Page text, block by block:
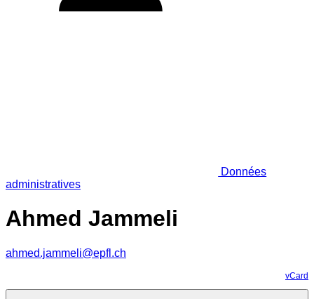
Données
administratives
Ahmed Jammeli
ahmed.jammeli@epfl.ch
vCard